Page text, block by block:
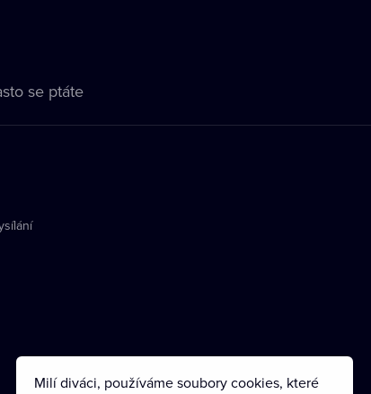
se ptáte
Milí diváci, používáme soubory cookies, které